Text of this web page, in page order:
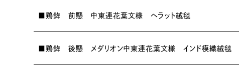
■鶏鉾 前懸 中東連花葉文様 ヘラット絨毯
■鶏鉾 後懸 メダリオン中東連花葉文様 インド模織絨毯